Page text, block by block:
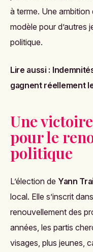
à terme. Une
modèle pour d’autres
politique.
Lire aussi :
gagnent réellement
Une
pour le
politique
L’élection de Yann
local. Elle s’inscrit
renouvellement des
années, les partis
visages, plus jeunes,